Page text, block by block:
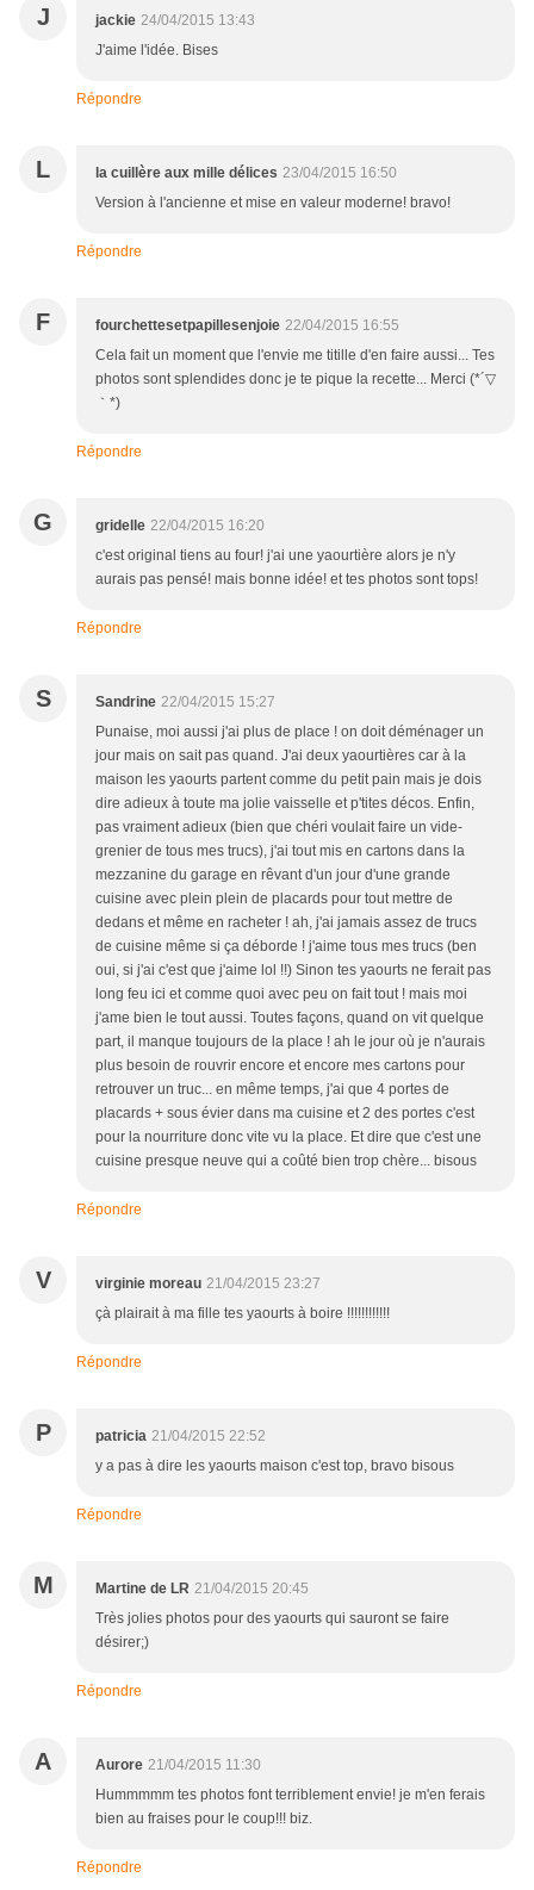
J jackie 24/04/2015 13:43
J'aime l'idée. Bises
Répondre
L la cuillère aux mille délices 23/04/2015 16:50
Version à l'ancienne et mise en valeur moderne! bravo!
Répondre
F fourchettesetpapillesenjoie 22/04/2015 16:55
Cela fait un moment que l'envie me titille d'en faire aussi... Tes
photos sont splendides donc je te pique la recette... Merci (*´▽
｀*)
Répondre
G gridelle 22/04/2015 16:20
c'est original tiens au four! j'ai une yaourtière alors je n'y
aurais pas pensé! mais bonne idée! et tes photos sont tops!
Répondre
S Sandrine 22/04/2015 15:27
Punaise, moi aussi j'ai plus de place ! on doit déménager un
jour mais on sait pas quand. J'ai deux yaourtières car à la
maison les yaourts partent comme du petit pain mais je dois
dire adieux à toute ma jolie vaisselle et p'tites décos. Enfin,
pas vraiment adieux (bien que chéri voulait faire un vide-
grenier de tous mes trucs), j'ai tout mis en cartons dans la
mezzanine du garage en rêvant d'un jour d'une grande
cuisine avec plein plein de placards pour tout mettre de
dedans et même en racheter ! ah, j'ai jamais assez de trucs
de cuisine même si ça déborde ! j'aime tous mes trucs (ben
oui, si j'ai c'est que j'aime lol !!) Sinon tes yaourts ne ferait pas
long feu ici et comme quoi avec peu on fait tout ! mais moi
j'ame bien le tout aussi. Toutes façons, quand on vit quelque
part, il manque toujours de la place ! ah le jour où je n'aurais
plus besoin de rouvrir encore et encore mes cartons pour
retrouver un truc... en même temps, j'ai que 4 portes de
placards + sous évier dans ma cuisine et 2 des portes c'est
pour la nourriture donc vite vu la place. Et dire que c'est une
cuisine presque neuve qui a coûté bien trop chère... bisous
Répondre
V virginie moreau 21/04/2015 23:27
çà plairait à ma fille tes yaourts à boire !!!!!!!!!!!!
Répondre
P patricia 21/04/2015 22:52
y a pas à dire les yaourts maison c'est top, bravo bisous
Répondre
M Martine de LR 21/04/2015 20:45
Très jolies photos pour des yaourts qui sauront se faire
désirer;)
Répondre
A Aurore 21/04/2015 11:30
Hummmmm tes photos font terriblement envie! je m'en ferais
bien au fraises pour le coup!!! biz.
Répondre